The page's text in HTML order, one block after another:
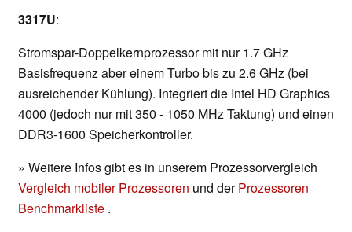
3317U:
Stromspar-Doppelkernprozessor mit nur 1.7 GHz
Basisfrequenz aber einem Turbo bis zu 2.6 GHz (bei
ausreichender Kühlung). Integriert die Intel HD Graphics
4000 (jedoch nur mit 350 - 1050 MHz Taktung) und einen
DDR3-1600 Speicherkontroller.
» Weitere Infos gibt es in unserem Prozessorvergleich
Vergleich mobiler Prozessoren und derProzessoren
Benchmarkliste .